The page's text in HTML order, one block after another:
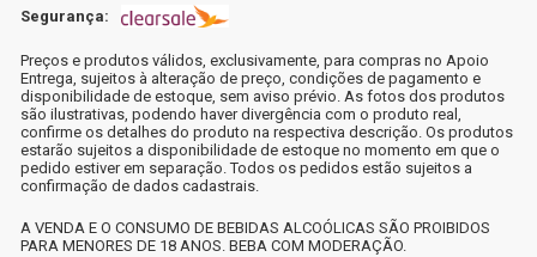
Segurança:
Preços e produtos válidos, exclusivamente, para compras no Apoio
Entrega, sujeitos à alteração de preço, condições de pagamento e
disponibilidade de estoque, sem aviso prévio. As fotos dos produtos
são ilustrativas, podendo haver divergência com o produto real,
confirme os detalhes do produto na respectiva descrição. Os produtos
estarão sujeitos a disponibilidade de estoque no momento em que o
pedido estiver em separação. Todos os pedidos estão sujeitos a
confirmação de dados cadastrais.
A VENDA E O CONSUMO DE BEBIDAS ALCOÓLICAS SÃO PROIBIDOS
PARA MENORES DE 18 ANOS. BEBA COM MODERAÇÃO.